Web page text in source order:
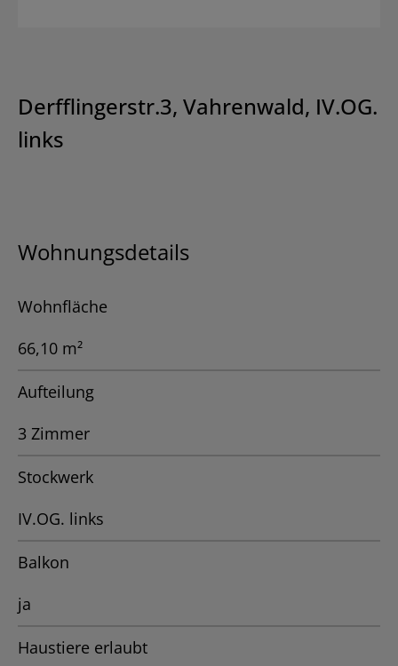
Derfflingerstr.3, Vahrenwald, IV.OG.
links
Wohnungsdetails
Wohnfläche
66,10 m²
Aufteilung
3 Zimmer
Stockwerk
IV.OG. links
Balkon
ja
Haustiere erlaubt